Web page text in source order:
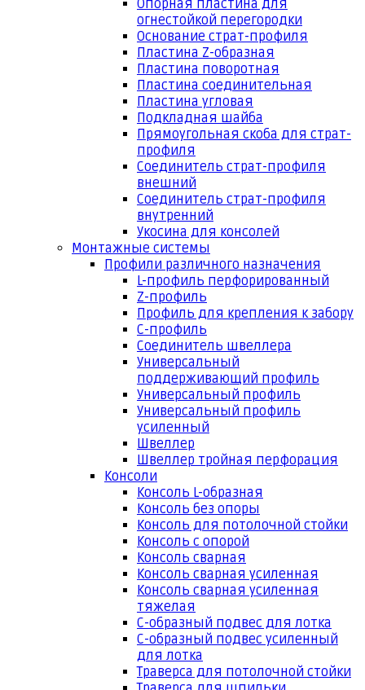
Опорная пластина для
огнестойкой перегородки
Основание страт-профиля
Пластина Z-образная
Пластина поворотная
Пластина соединительная
Пластина угловая
Подкладная шайба
Прямоугольная скоба для страт-
профиля
Соединитель страт-профиля
внешний
Соединитель страт-профиля
внутренний
Укосина для консолей
Монтажные системы
Профили различного назначения
L-профиль перфорированный
Z-профиль
Профиль для крепления к забору
С-профиль
Соединитель швеллера
Универсальный
поддерживающий профиль
Универсальный профиль
Универсальный профиль
усиленный
Швеллер
Швеллер тройная перфорация
Консоли
Консоль L-образная
Консоль без опоры
Консоль для потолочной стойки
Консоль с опорой
Консоль сварная
Консоль сварная усиленная
Консоль сварная усиленная
тяжелая
С-образный подвес для лотка
С-образный подвес усиленный
для лотка
Траверса для потолочной стойки